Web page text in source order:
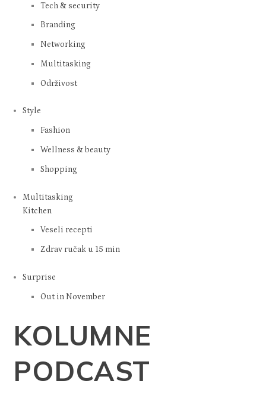
Tech & security
Branding
Networking
Multitasking
Održivost
Style
Fashion
Wellness & beauty
Shopping
Multitasking
Kitchen
Veseli recepti
Zdrav ručak u 15 min
Surprise
Out in November
KOLUMNE
PODCAST